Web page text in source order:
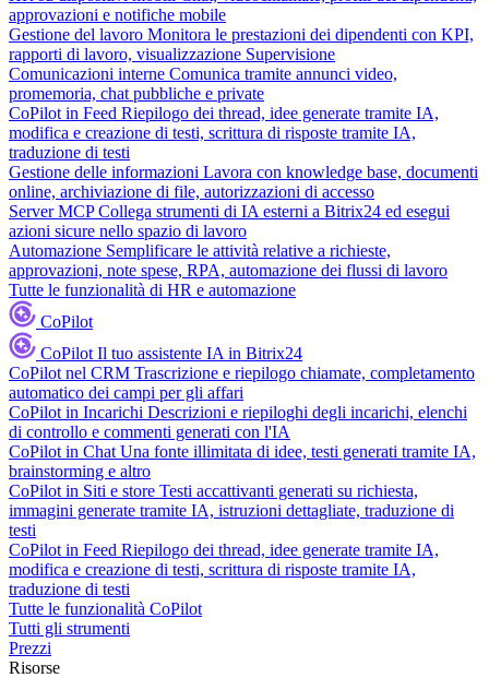
approvazioni e notifiche mobile
Gestione del lavoro Monitora le prestazioni dei dipendenti con KPI,
rapporti di lavoro, visualizzazione Supervisione
Comunicazioni interne Comunica tramite annunci video,
promemoria, chat pubbliche e private
CoPilot in Feed Riepilogo dei thread, idee generate tramite IA,
modifica e creazione di testi, scrittura di risposte tramite IA,
traduzione di testi
Gestione delle informazioni Lavora con knowledge base, documenti
online, archiviazione di file, autorizzazioni di accesso
Server MCP Collega strumenti di IA esterni a Bitrix24 ed esegui
azioni sicure nello spazio di lavoro
Automazione Semplificare le attività relative a richieste,
approvazioni, note spese, RPA, automazione dei flussi di lavoro
Tutte le funzionalità di HR e automazione
CoPilot
CoPilot Il tuo assistente IA in Bitrix24
CoPilot nel CRM Trascrizione e riepilogo chiamate, completamento
automatico dei campi per gli affari
CoPilot in Incarichi Descrizioni e riepiloghi degli incarichi, elenchi
di controllo e commenti generati con l'IA
CoPilot in Chat Una fonte illimitata di idee, testi generati tramite IA,
brainstorming e altro
CoPilot in Siti e store Testi accattivanti generati su richiesta,
immagini generate tramite IA, istruzioni dettagliate, traduzione di
testi
CoPilot in Feed Riepilogo dei thread, idee generate tramite IA,
modifica e creazione di testi, scrittura di risposte tramite IA,
traduzione di testi
Tutte le funzionalità CoPilot
Tutti gli strumenti
Prezzi
Risorse